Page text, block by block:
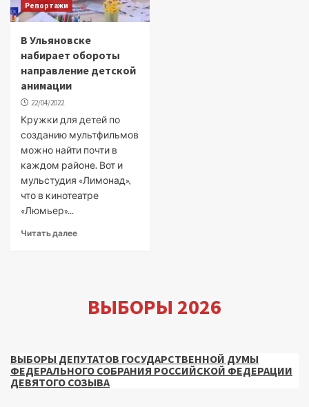
Репортажи
В Ульяновске
набирает обороты
направление детской
анимации
22/04/2022
Кружки для детей по
созданию мультфильмов
можно найти почти в
каждом районе. Вот и
мульстудия «Лимонад»,
что в кинотеатре
«Люмьер»...
Читать далее
ВЫБОРЫ 2026
ВЫБОРЫ ДЕПУТАТОВ ГОСУДАРСТВЕННОЙ ДУМЫ
ФЕДЕРАЛЬНОГО СОБРАНИЯ РОССИЙСКОЙ ФЕДЕРАЦИИ
ДЕВЯТОГО СОЗЫВА